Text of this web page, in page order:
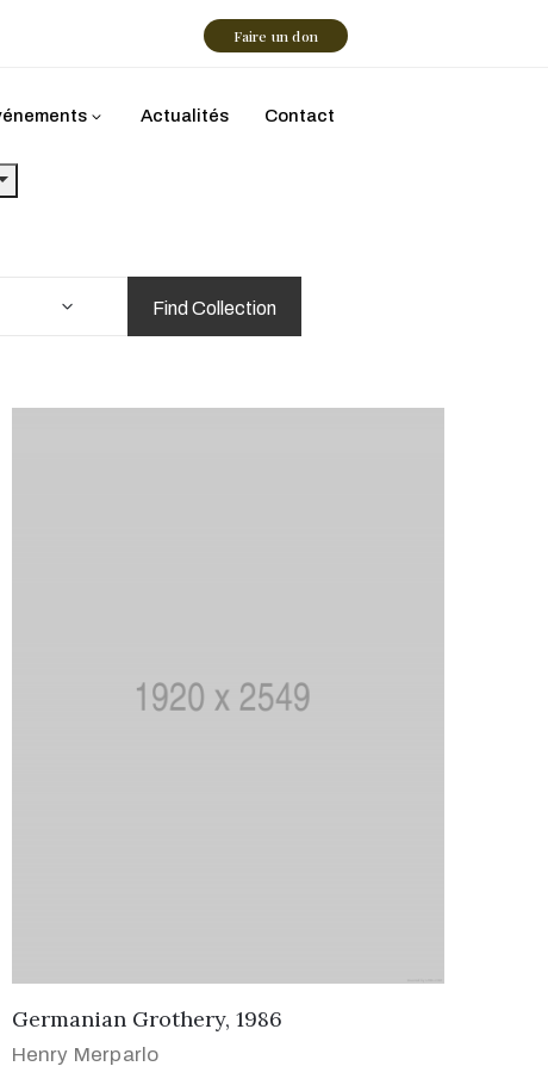
Faire un don
Actualités Contact
Germanian Grothery, 1986
Henry Merparlo